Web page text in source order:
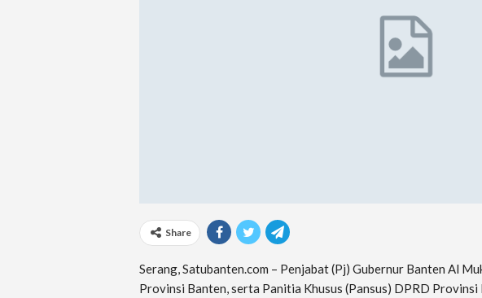
Share
Serang, Satubanten.com – Penjabat (Pj) Gubernur Banten Al
Provinsi Banten, serta Panitia Khusus (Pansus) DPRD